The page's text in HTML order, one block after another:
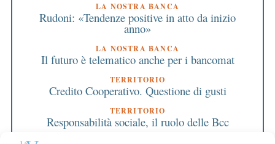
LA NOSTRA BANCA
Rudoni: «Tendenze positive in atto da inizio
anno»
LA NOSTRA BANCA
Il futuro è telematico anche per i bancomat
TERRITORIO
Credito Cooperativo. Questione di gusti
TERRITORIO
Responsabilità sociale, il ruolo delle Bcc